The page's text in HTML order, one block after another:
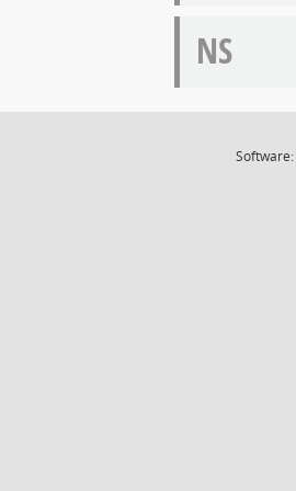
NS
Software: